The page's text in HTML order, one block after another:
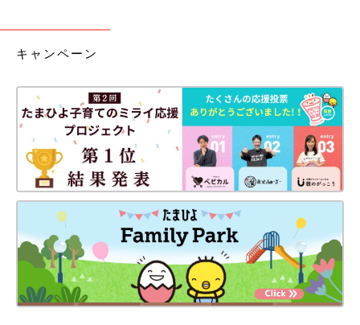
キャンペーン